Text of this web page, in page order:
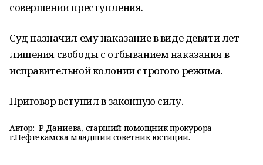
совершении преступления.
Суд назначил ему наказание в виде девяти лет
лишения свободы с отбыванием наказания в
исправительной колонии строгого режима.
Приговор вступил в законную силу.
Автор: Р.Даниева, старший помощник прокурора
г.Нефтекамска младший советник юстиции.